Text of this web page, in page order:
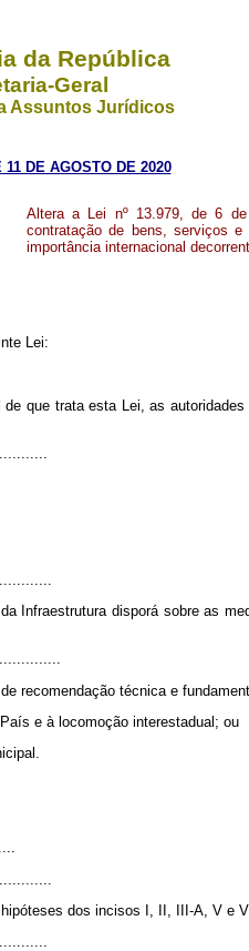
da República
Geral
Assuntos Jurídicos
11 DE AGOSTO DE 2020
Altera a Lei nº 13.979, de 6
contratação de bens, serviços e
importância internacional
Lei:
que trata esta Lei, as
Infraestrutura disporá sobre as
recomendação técnica e
e à locomoção interestadual; ou
dos incisos I, II, III-A, V e